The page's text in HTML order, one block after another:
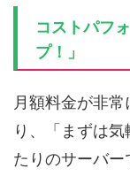
コストパフ
プ！」
月額料金が非
り、「まずは
たりのサーバ